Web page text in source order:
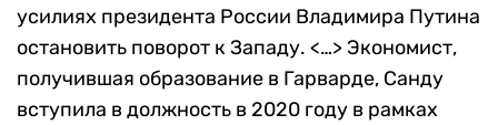
усилиях президента России Владимира Путина
остановить поворот к Западу. <…> Экономист,
получившая образование в Гарварде, Санду
вступила в должность в 2020 году в рамках